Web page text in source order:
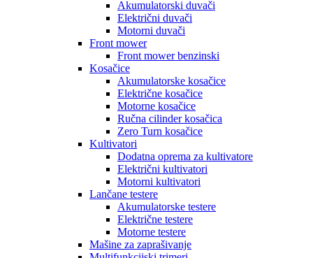
Akumulatorski duvači
Električni duvači
Motorni duvači
Front mower
Front mower benzinski
Kosačice
Akumulatorske kosačice
Električne kosačice
Motorne kosačice
Ručna cilinder kosačica
Zero Turn kosačice
Kultivatori
Dodatna oprema za kultivatore
Električni kultivatori
Motorni kultivatori
Lančane testere
Akumulatorske testere
Električne testere
Motorne testere
Mašine za zaprašivanje